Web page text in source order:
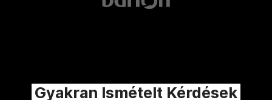
Gyakran Ismételt Kérdések